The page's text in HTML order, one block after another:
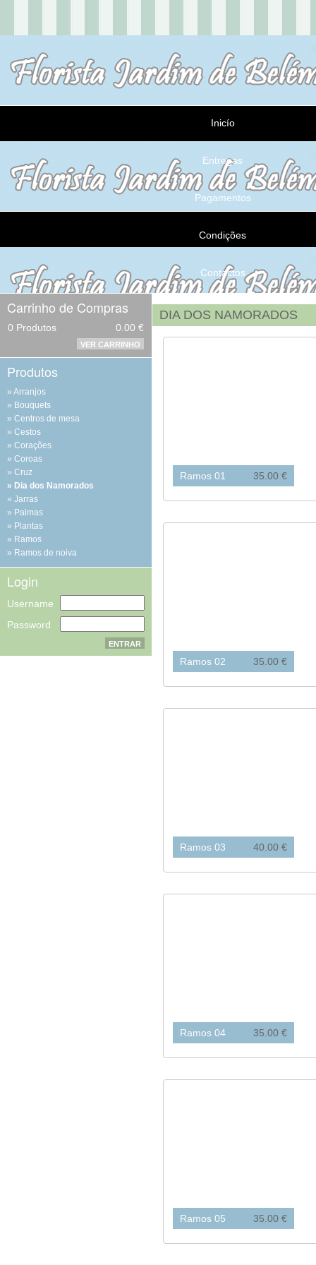
Inicío
Entregas
Pagamentos
Condições
Contactos
Carrinho de Compras
0 Produtos 0.00 €
VER CARRINHO
Produtos
Arranjos
Bouquets
Centros de mesa
Cestos
Corações
Coroas
Cruz
Dia dos Namorados
Jarras
Palmas
Plantas
Ramos
Ramos de noiva
Login
Username
Password
DIA DOS NAMORADOS
Ramos 01 35.00 €
Ramos 02 35.00 €
Ramos 03 40.00 €
Ramos 04 35.00 €
Ramos 05 35.00 €